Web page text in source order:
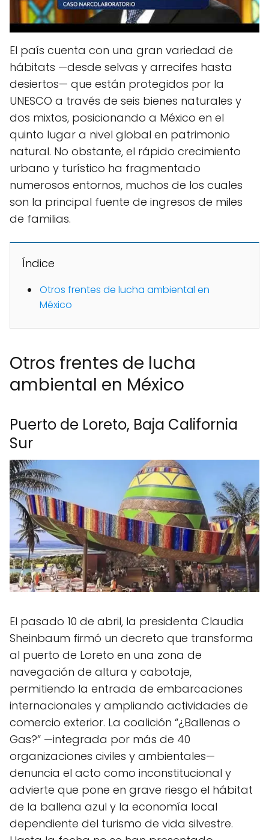
El país cuenta con una gran variedad de
hábitats —desde selvas y arrecifes hasta
desiertos— que están protegidos por la
UNESCO a través de seis bienes naturales y
dos mixtos, posicionando a México en el
quinto lugar a nivel global en patrimonio
natural. No obstante, el rápido crecimiento
urbano y turístico ha fragmentado
numerosos entornos, muchos de los cuales
son la principal fuente de ingresos de miles
de familias.
Índice
Otros frentes de lucha ambiental en
México
Otros frentes de lucha
ambiental en México
Puerto de Loreto, Baja California
Sur
El pasado 10 de abril, la presidenta Claudia
Sheinbaum firmó un decreto que transforma
al puerto de Loreto en una zona de
navegación de altura y cabotaje,
permitiendo la entrada de embarcaciones
internacionales y ampliando actividades de
comercio exterior. La coalición “¿Ballenas o
Gas?” —integrada por más de 40
organizaciones civiles y ambientales—
denuncia el acto como inconstitucional y
advierte que pone en grave riesgo el hábitat
de la ballena azul y la economía local
dependiente del turismo de vida silvestre.